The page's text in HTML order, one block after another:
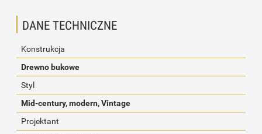
DANE TECHNICZNE
Konstrukcja
Drewno bukowe
Styl
Mid-century, modern, Vintage
Projektant